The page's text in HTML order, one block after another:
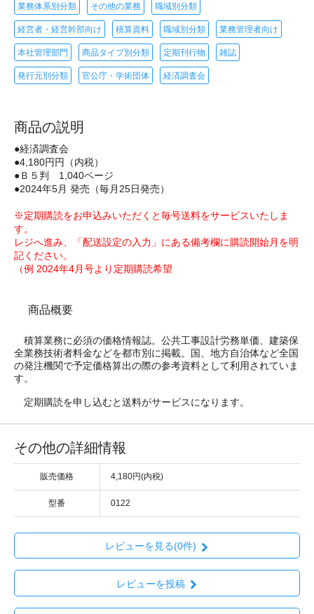
業務体系別分類 その他の業務 職域別分類
経営者・経営幹部向け 積算資料 職域別分類 業務管理者向け
本社管理部門 商品タイプ別分類 定期刊行物 雑誌
発行元別分類 官公庁・学術団体 経済調査会
商品の説明
●経済調査会
●4,180円円（内税）
●Ｂ５判 1,040ページ
●2024年5月 発売（毎月25日発売）
※定期購読をお申込みいただくと毎号送料をサービスいたしま
す。
レジへ進み、「配送設定の入力」にある備考欄に購読開始月を明
記ください。
（例 2024年4月号より定期購読希望
商品概要
積算業務に必須の価格情報誌。公共工事設計労務単価、建築保
全業務技術者料金などを都市別に掲載。国、地方自治体など全国
の発注機関で予定価格算出の際の参考資料として利用されていま
す。
定期購読を申し込むと送料がサービスになります。
その他の詳細情報
販売価格 4,180円(内税)
型番 0122
レビューを見る(0件)
レビューを投稿